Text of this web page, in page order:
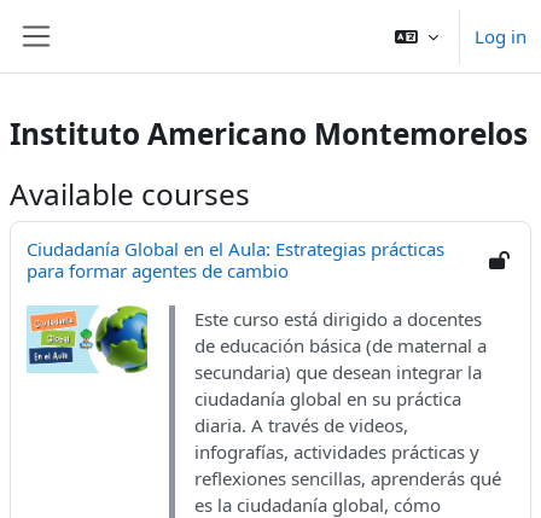
Log in
Instituto Americano Montemorelos
Available courses
Ciudadanía Global en el Aula: Estrategias prácticas
para formar agentes de cambio
Este curso está dirigido a docentes
de educación básica (de maternal a
secundaria) que desean integrar la
ciudadanía global en su práctica
diaria. A través de videos,
infografías, actividades prácticas y
reflexiones sencillas, aprenderás qué
es la ciudadanía global, cómo